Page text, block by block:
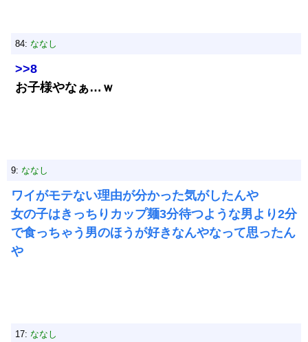
84: ななし
>>8
お子様やなぁ…ｗ
9: ななし
ワイがモテない理由が分かった気がしたんや
女の子はきっちりカップ麺3分待つような男より2分
で食っちゃう男のほうが好きなんやなって思ったん
や
17: ななし